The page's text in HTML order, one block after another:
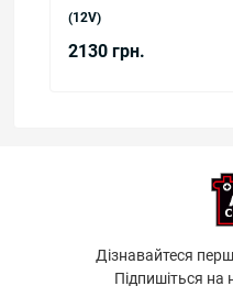
(12V)
2130 грн.
Дізнавайтеся
Підпишіться на